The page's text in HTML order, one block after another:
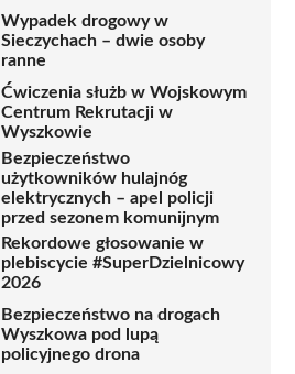
Wypadek drogowy w
Sieczychach – dwie osoby
ranne
Ćwiczenia służb w Wojskowym
Centrum Rekrutacji w
Wyszkowie
Bezpieczeństwo
użytkowników hulajnóg
elektrycznych – apel policji
przed sezonem komunijnym
Rekordowe głosowanie w
plebiscycie #SuperDzielnicowy
2026
Bezpieczeństwo na drogach
Wyszkowa pod lupą
policyjnego drona